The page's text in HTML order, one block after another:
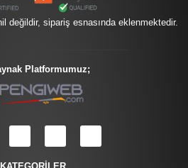
değildir, sipariş esnasında eklenmektedir.
Platformumuz;